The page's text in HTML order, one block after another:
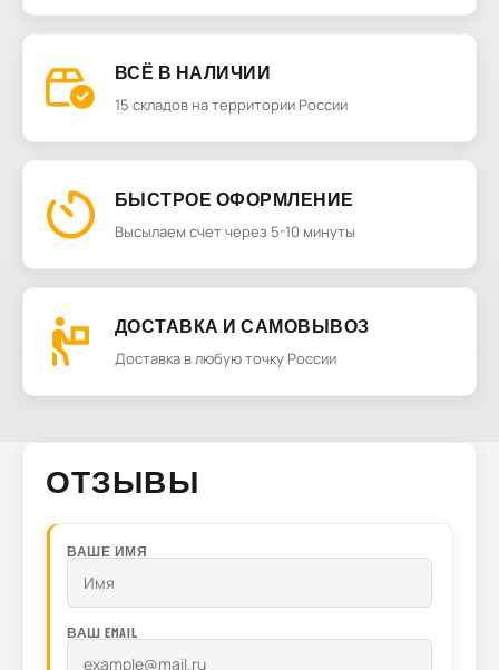
ВСЁ В НАЛИЧИИ
15 складов на территории России
БЫСТРОЕ ОФОРМЛЕНИЕ
Высылаем счет через 5-10 минуты
ДОСТАВКА И САМОВЫВОЗ
Доставка в любую точку России
ОТЗЫВЫ
ВАШЕ ИМЯ
ВАШ EMAIL